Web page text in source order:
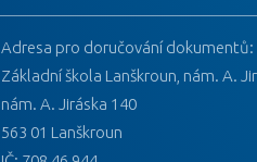
Adresa pro doručování dokumentů:
Základní škola Lanškroun, nám. A.
nám. A. Jiráska 140
563 01 Lanškroun